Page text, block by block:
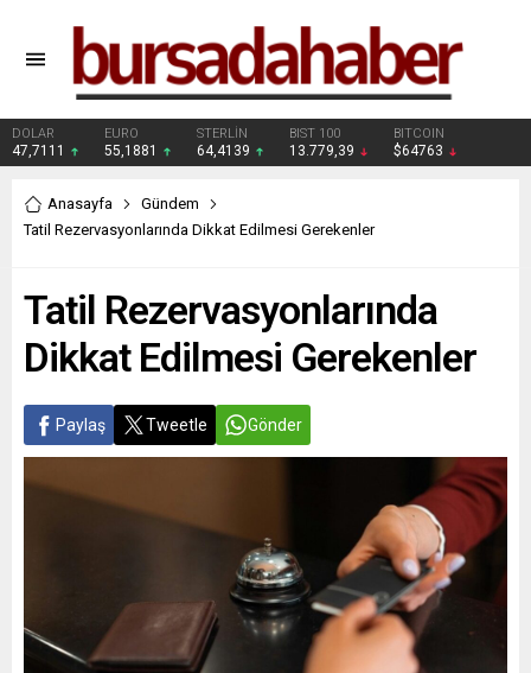
DOLAR
47,7111
EURO
55,1881
STERLİN
64,4139
BIST 100
13.779,39
BITCOIN
$64763
Anasayfa
Gündem
Tatil Rezervasyonlarında Dikkat Edilmesi Gerekenler
Tatil Rezervasyonlarında
Dikkat Edilmesi Gerekenler
Paylaş Tweetle Gönder